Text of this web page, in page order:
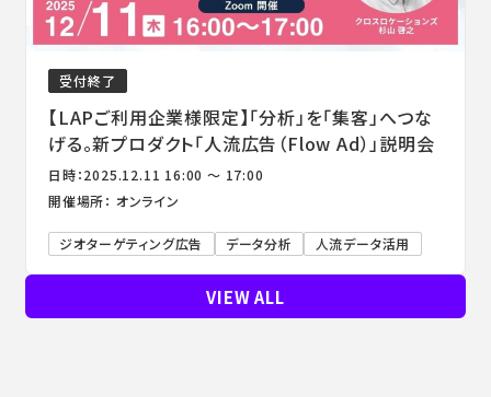
受付終了
【LAPご利用企業様限定】「分析」を「集客」へつな
げる。新プロダクト「人流広告（Flow Ad）」説明会
日時：2025.12.11 16:00 ～ 17:00
開催場所： オンライン
ジオターゲティング広告 データ分析 人流データ活用
VIEW ALL